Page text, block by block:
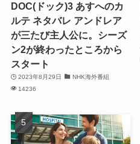
DOC(ドック)3 あすへのカ
ルテ ネタバレ アンドレア
が三たび主人公に。シーズ
ン2が終わったところから
スタート
2023年8月29日
NHK海外番組
14236